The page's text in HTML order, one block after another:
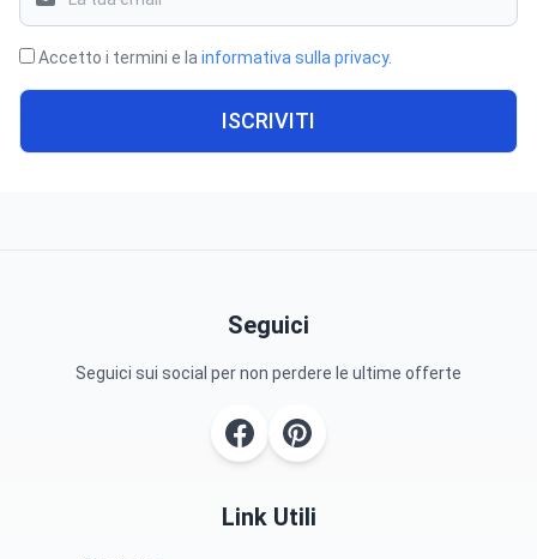
Accetto i termini e lainformativa sulla privacy.
ISCRIVITI
Seguici
Seguici sui social per non perdere le ultime offerte
Link Utili